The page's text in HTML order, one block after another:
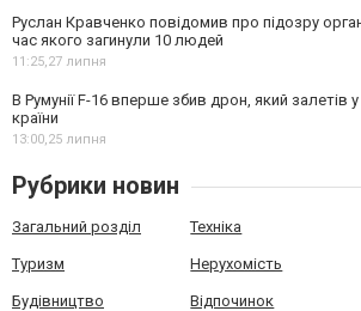
Руслан Кравченко повідомив про підозру
час якого загинули 10 людей
11:25, 27 липня
В Румунії F-16 вперше збив дрон, який залетів
країни
13:00, 25 липня
Рубрики новин
Загальний розділ Техніка
Туризм Нерухомість
Будівництво Відпочинок